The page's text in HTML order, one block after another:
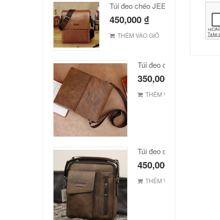
450,000 ₫
THÊM VÀO GIỎ
Túi đeo chéo Jeep giá rẻ
350,000
THÊM VÀO GIỎ
Túi đeo chéo Jeep giá rẻ 04
450,000
THÊM VÀO GIỎ